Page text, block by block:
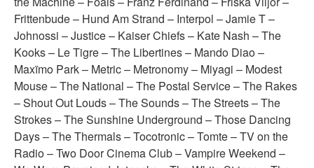
Frittenbude – Hund Am Strand – Interpol – Jamie T –
Johnossi – Justice – Kaiser Chiefs – Kate Nash – The
Kooks – Le Tigre – The Libertines – Mando Diao –
Maxïmo Park – Metric – Metronomy – Miyagi – Modest
Mouse – The National – The Postal Service – The Rakes
– Shout Out Louds – The Sounds – The Streets – The
Strokes – The Sunshine Underground – Those Dancing
Days – The Thermals – Tocotronic – Tomte – TV on the
Radio – Two Door Cinema Club – Vampire Weekend –